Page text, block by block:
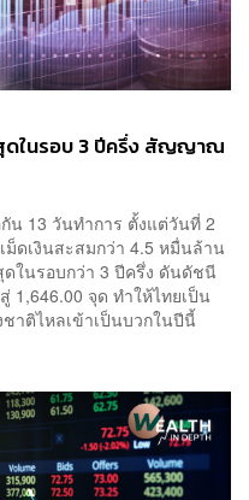
ดในรอบ 3 ปีครึ่ง สัญญาณ
13 วันทำการ ตั้งแต่วันที่ 2
ม็ดเงินสะสมกว่า 4.5 หมื่นล้าน
ในรอบกว่า 3 ปีครึ่ง ดันดัชนี
1,646.00 จุด ทำให้ไทยเป็น
าติไหลเข้าเป็นบวกในปีนี้